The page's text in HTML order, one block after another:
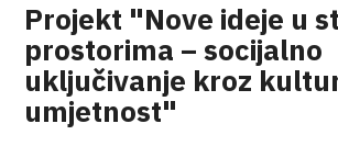
Projekt "Nove ideje u
prostorima – socijalno
uključivanje kroz
umjetnost"